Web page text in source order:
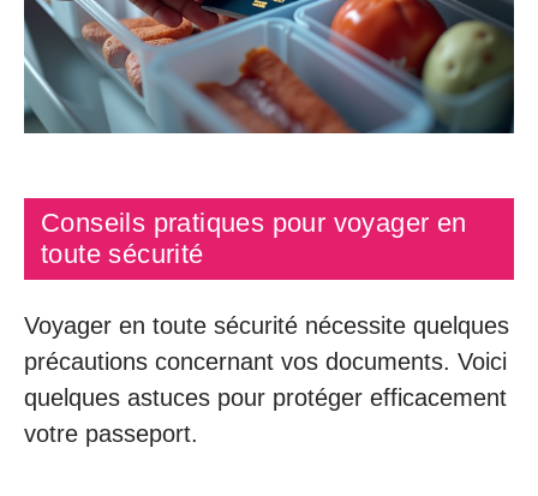
Conseils pratiques pour voyager en
toute sécurité
Voyager en toute sécurité nécessite quelques
précautions concernant vos documents. Voici
quelques astuces pour protéger efficacement
votre passeport.